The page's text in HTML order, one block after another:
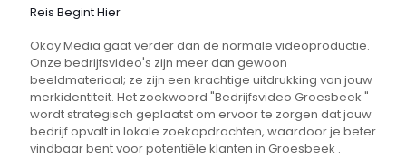
Reis Begint Hier
Okay Media gaat verder dan de normale videoproductie.
Onze bedrijfsvideo's zijn meer dan gewoon
beeldmateriaal; ze zijn een krachtige uitdrukking van jouw
merkidentiteit. Het zoekwoord "Bedrijfsvideo Groesbeek "
wordt strategisch geplaatst om ervoor te zorgen dat jouw
bedrijf opvalt in lokale zoekopdrachten, waardoor je beter
vindbaar bent voor potentiële klanten in Groesbeek .